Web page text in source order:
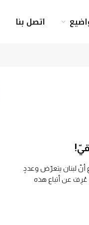
اتصل بنا
أنّ لبنان يتعرّض وعددٍ
عُرِفَ عن أتباع هذه